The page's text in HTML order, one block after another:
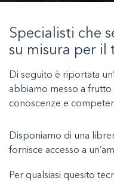
Specialisti che
su misura per il
Di seguito è riportata
abbiamo messo a frutto
conoscenze e
Disponiamo di una
fornisce accesso a
Per qualsiasi quesito